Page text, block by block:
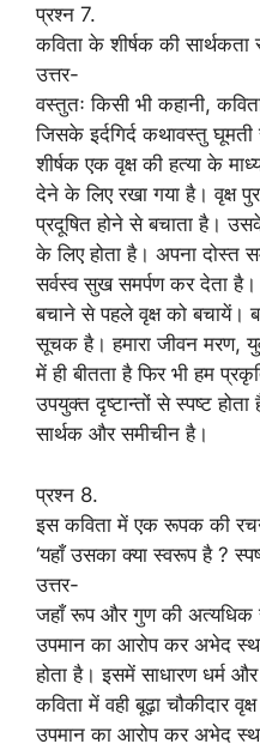
प्रश्न 7.
कविता के शीर्षक की सार्थकता
उत्तर-
वस्तुतः किसी भी कहानी,
जिसके इर्दगिर्द कथावस्तु
शीर्षक एक वृक्ष की हत्या के
देने के लिए रखा गया है। वृक्ष
प्रदूषित होने से बचाता है।
के लिए होता है। अपना दोस्त
सर्वस्व सुख समर्पण कर देता
बचाने से पहले वृक्ष को बचायें।
सूचक है। हमारा जीवन मरण,
में ही बीतता है फिर भी हम
उपयुक्त दृष्टान्तों से स्पष्ट
सार्थक और समीचीन है।
प्रश्न 8.
इस कविता में एक रूपक की
‘यहाँ उसका क्या स्वरूप है ?
उत्तर-
जहाँ रूप और गुण की अत्यधिक
उपमान का आरोप कर अभेद
होता है। इसमें साधारण धर्म
कविता में वही बूढ़ा चौकीदार
उपमान का आरोप कर अभेद